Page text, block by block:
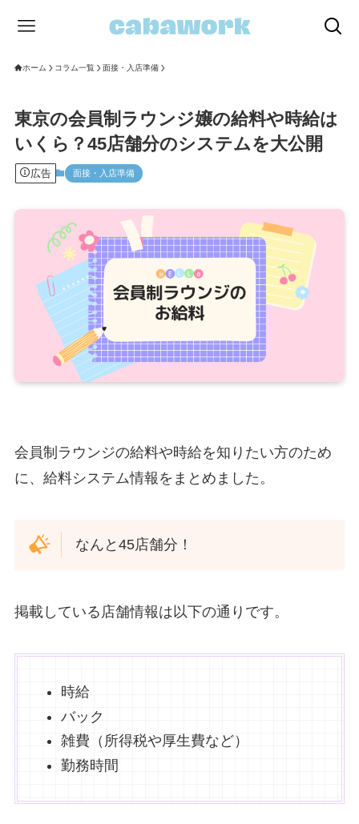
ホーム コラム一覧 面接・入店準備
東京の会員制ラウンジ嬢の給料や時給は
いくら？45店舗分のシステムを大公開
広告 面接・入店準備
会員制ラウンジの給料や時給を知りたい方のため
に、給料システム情報をまとめました。
なんと45店舗分！
掲載している店舗情報は以下の通りです。
時給
バック
雑費（所得税や厚生費など）
勤務時間